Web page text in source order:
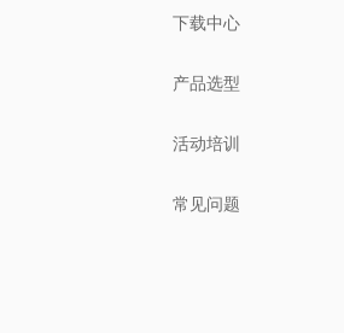
下载中心
产品选型
活动培训
常见问题